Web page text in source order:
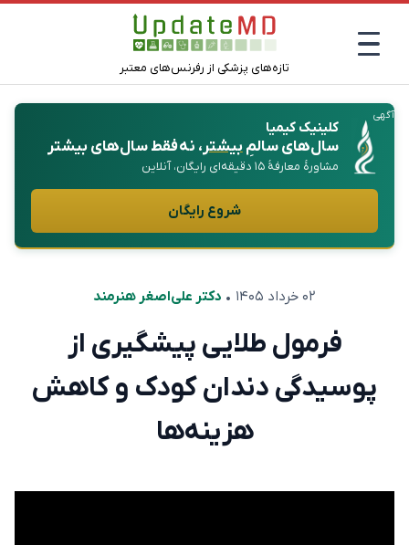
تازه‌های پزشکی از رفرنس‌های معتبر
آگهی
کلینیک کیمیا
سال‌های سالمِبیشتر، نه فقط سال‌های بیشتر
مشاورهٔ معارفهٔ ۱۵ دقیقه‌ای رایگان، آنلاین
شروع رایگان
۰۲ خرداد ۱۴۰۵ • دکتر علی‌اصغر هنرمند
فرمول طلایی پیشگیری از
پوسیدگی دندان کودک و کاهش
هزینه‌ها